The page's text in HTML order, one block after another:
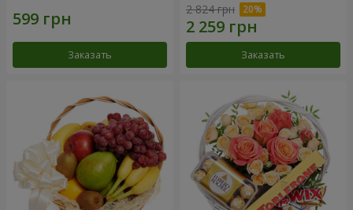
Заказать
2 824 грн
Заказать